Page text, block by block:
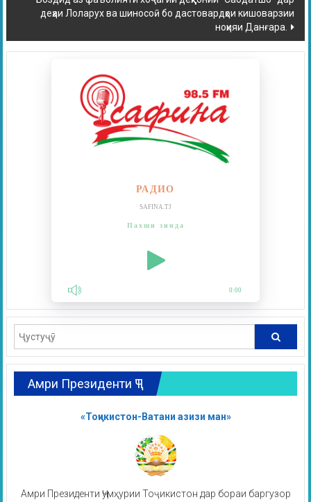
деҳаи Лоларух ва шиносоӣ бо дастовардҳои кишоварзии
ноҳияи Данғара.
РАДИО
SAFINA.TJ
Пахши зинда
0:00
Амри Президенти ҶТ
«Тоҷикистон-Ватани азизи ман»
Амри Президенти Ҷумҳурии Тоҷикистон дар бораи баргузор